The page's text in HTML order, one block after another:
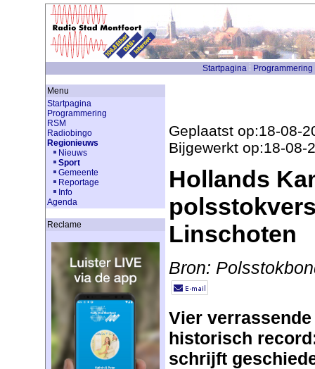
Startpagina Programmering
Menu
Startpagina
Programmering
RSM
Radiobingo
Regionieuws
Nieuws
Sport
Gemeente
Reportage
Info
Agenda
Reclame
Geplaatst op:18-08-
Bijgewerkt op:18-08-
Hollands
Linschoten
Bron:
Vier
historisch
schrijft